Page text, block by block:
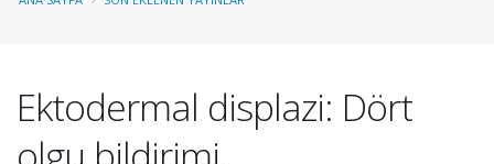
Ektodermal displazi: Dört